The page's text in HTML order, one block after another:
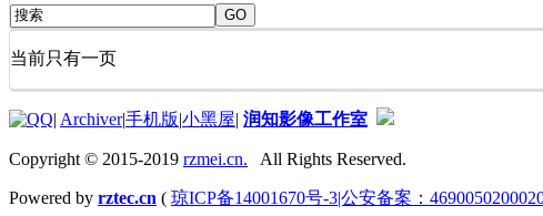
GO
当前只有一页
| Archiver|手机版|小黑屋| 润知影像工作室
Copyright © 2015-2019 rzmei.cn. All Rights Reserved.
Powered by rztec.cn ( 琼ICP备14001670号-3|公安备案：